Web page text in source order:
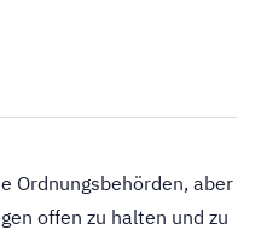
Ordnungsbehörden, aber
offen zu halten und zu